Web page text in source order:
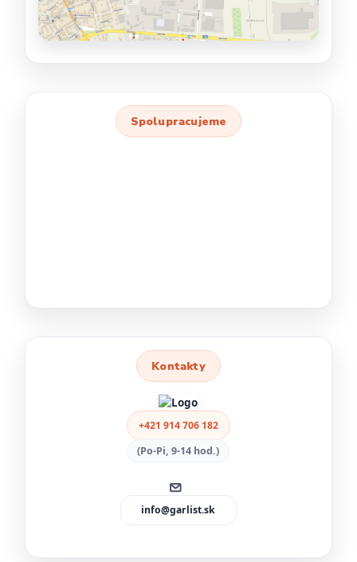
Spolupracujeme
Kontakty
+421 914 706 182
(Po-Pi, 9-14 hod.)
info@garlist.sk